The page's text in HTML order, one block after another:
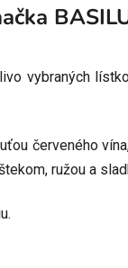
vybraných
červeného
ružou a